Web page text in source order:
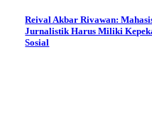
Reival Akbar Rivawan:
Jurnalistik Harus Miliki
Sosial